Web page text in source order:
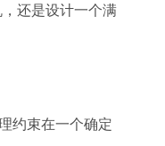
还是设计一个满
约束在一个确定